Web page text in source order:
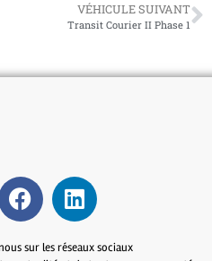
VÉHICULE SUIVANT
Transit Courier II Phase 1
sur les réseaux sociaux